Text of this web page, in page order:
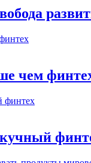
чем